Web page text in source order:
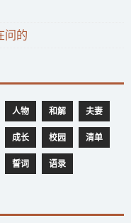
问的
人物 和解 夫妻
成长 校园 清单
誓词 语录